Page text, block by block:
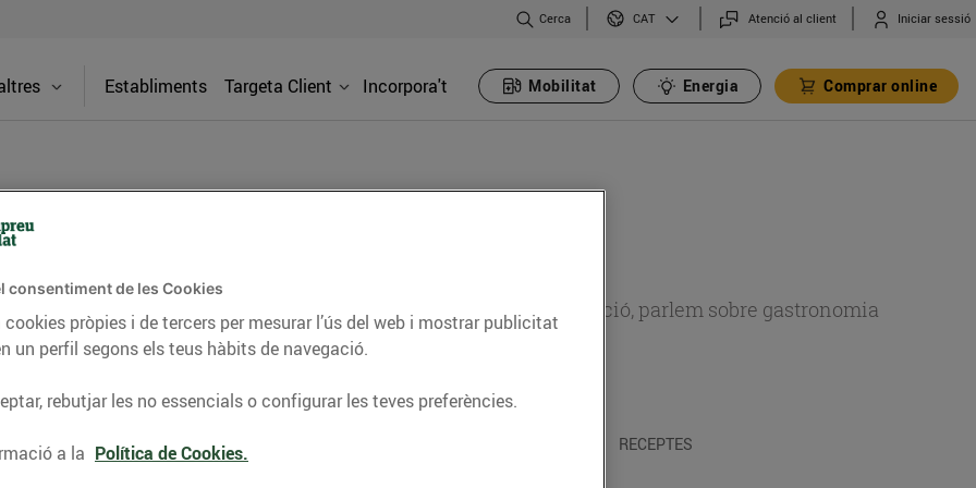
Cerca CAT Atenció al client Iniciar sessió
Establiments Targeta Client Incorpora't Mobilitat Energia Comprar online
consells nutricionals, informació d’actualitat sobre alimentació, parlem sobre gastronomia
del nostre territori i molts altres temes.
CONSELLS I HÀBITS SALUDABLES RECEPTES
consentiment de les Cookies
pròpies i de tercers per mesurar l’ús del web i mostrar publicitat
un perfil segons els teus hàbits de navegació.
rebutjar les no essencials o configurar les teves preferències.
a la Política de Cookies.